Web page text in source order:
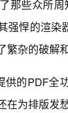
那些众所
强悍的渲
繁杂的破解
供的PDF全
在为排版发